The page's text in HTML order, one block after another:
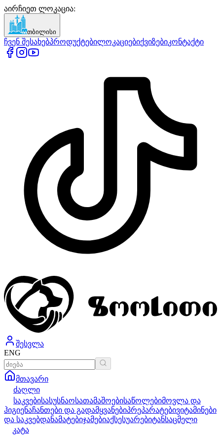
აირჩიეთ ლოკაცია:
თბილისი
ჩვენ შესახებპროდუქტებილოკაციებიქვიზებიკონტაქტი
შესვლა
ENG
მთავარი
ძაღლი
საკვებისასუსნაოსათამაშოებისაწოლებიმოვლა და
ჰიგიენაჩანთები და გადამყვანებიპრეპარატებივიტამინები
და საკვებდანამატებიჯამებიაქსესუარებიტანსაცმელი
კატა